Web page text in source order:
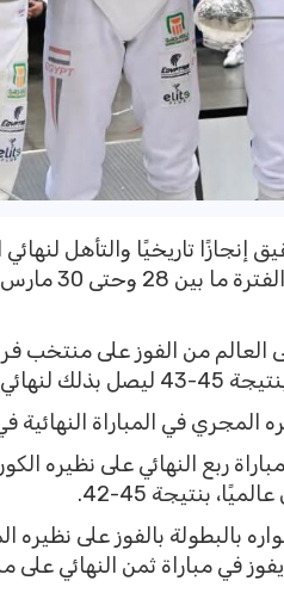
تاريخيًا والتأهل لنهائي
السيف للرجال
من الفوز على منتخب
البطولة.
في المباراة النهائية
ربع النهائي على نظيره
بنتيجة 45-42.
بالفوز على نظيره